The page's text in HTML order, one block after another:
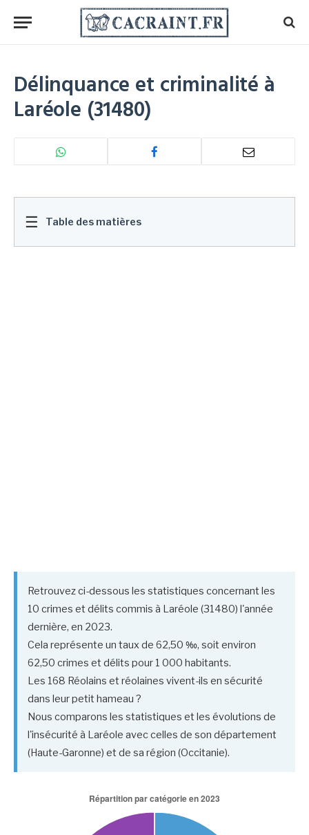
Délinquance et criminalité à
Laréole (31480)
☰ Table des matières
Retrouvez ci-dessous les statistiques concernant les
10 crimes et délits commis à Laréole (31480) l'année
dernière, en 2023.
Cela représente un taux de 62,50 ‰, soit environ
62,50 crimes et délits pour 1 000 habitants.
Les 168 Réolains et réolaines vivent-ils en sécurité
dans leur petit hameau ?
Nous comparons les statistiques et les évolutions de
l'insécurité à Laréole avec celles de son département
(Haute-Garonne) et de sa région (Occitanie).